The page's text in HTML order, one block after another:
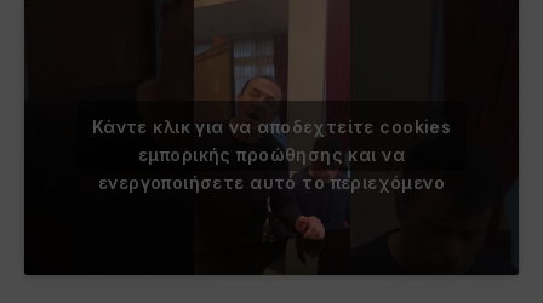
Κάντε κλικ για να αποδεχτείτε cookies
εμπορικής προώθησης και να
ενεργοποιήσετε αυτό το περιεχόμενο